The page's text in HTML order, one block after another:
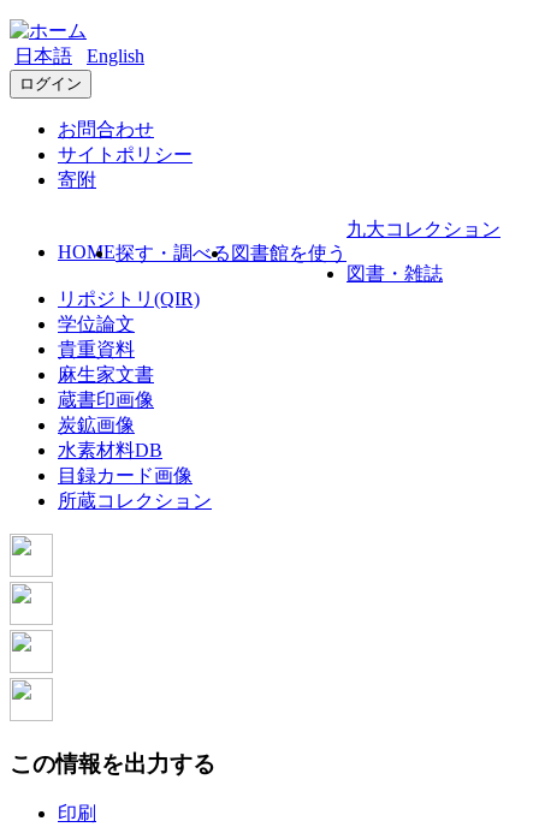
日本語 English
ログイン
お問合わせ
サイトポリシー
寄附
HOME探す・調べる 図書館を使う
九大コレクション
図書・雑誌
リポジトリ(QIR)
学位論文
貴重資料
麻生家文書
蔵書印画像
炭鉱画像
水素材料DB
目録カード画像
所蔵コレクション
この情報を出力する
印刷